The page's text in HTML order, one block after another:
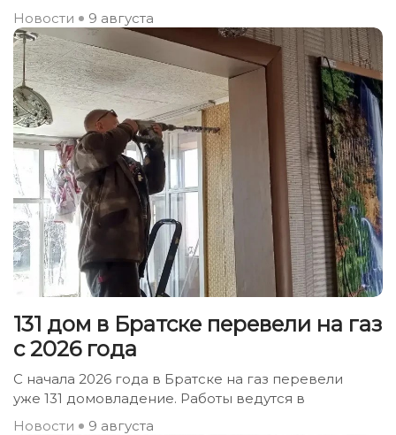
Новости
9 августа
131 дом в Братске перевели на газ
с 2026 года
С начала 2026 года в Братске на газ перевели
уже 131 домовладение. Работы ведутся в
Новости
9 августа